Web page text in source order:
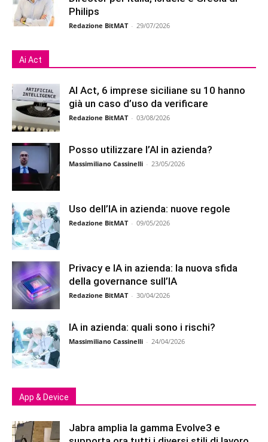
Philips
Redazione BitMAT - 29/07/2026
Ai Act
AI Act, 6 imprese siciliane su 10 hanno
già un caso d’uso da verificare
Redazione BitMAT - 03/08/2026
Posso utilizzare l’AI in azienda?
Massimiliano Cassinelli - 23/05/2026
Uso dell’IA in azienda: nuove regole
Redazione BitMAT - 09/05/2026
Privacy e IA in azienda: la nuova sfida
della governance sull’IA
Redazione BitMAT - 30/04/2026
IA in azienda: quali sono i rischi?
Massimiliano Cassinelli - 24/04/2026
App & Device
Jabra amplia la gamma Evolve3 e